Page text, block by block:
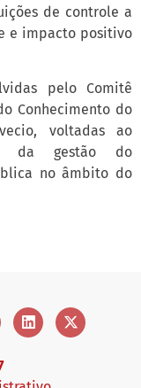
de controle a
e impacto positivo
pelo Comitê
Conhecimento do
voltadas ao
da gestão do
no âmbito do